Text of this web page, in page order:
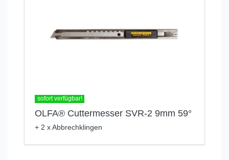
sofort verfügbar!
OLFA® Cuttermesser SVR-2 9mm 59°
+ 2 x Abbrechklingen